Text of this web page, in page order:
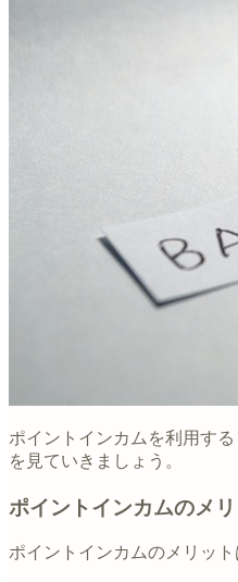
ポイントインカムを利用す
を見ていきましょう。
ポイントインカムのメリ
ポイントインカムのメリット